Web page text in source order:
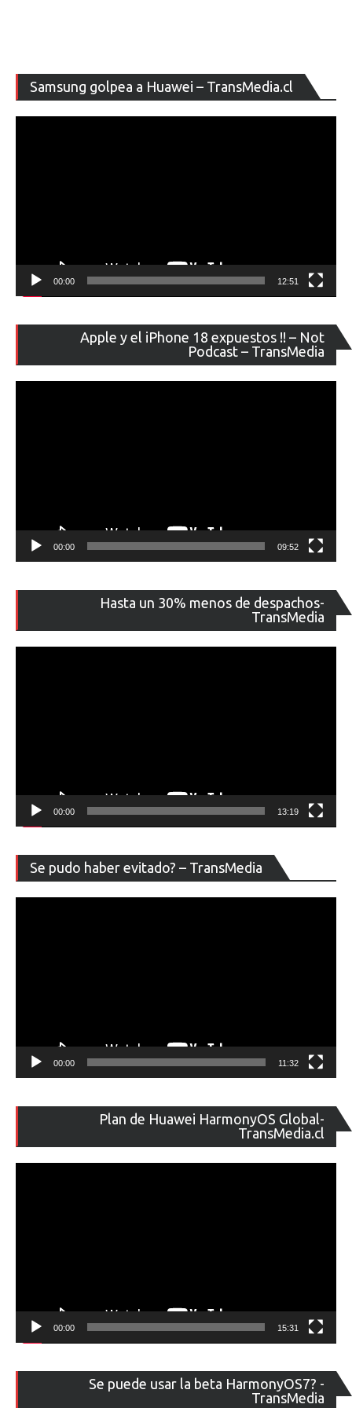
Samsung golpea a Huawei – TransMedia.cl
de
00:00 12:51
Apple y el iPhone 18 expuestos !! – Not
Podcast – TransMedia
de
00:00 09:52
Hasta un 30% menos de despachos-
TransMedia
de
00:00 13:19
Se pudo haber evitado? – TransMedia
de
00:00 11:32
Plan de Huawei HarmonyOS Global-
TransMedia.cl
de
00:00 15:31
Se puede usar la beta HarmonyOS7? -
TransMedia
de